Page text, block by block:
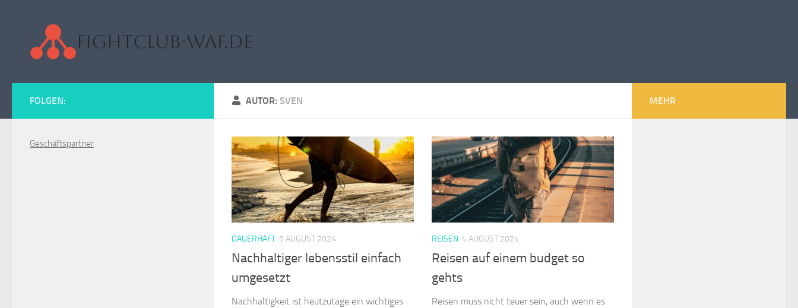
AUTOR: SVEN
DAUERHAFT 5 AUGUST 2024
Nachhaltiger lebensstil einfach
umgesetzt
Nachhaltigkeit ist heutzutage ein wichtiges
REISEN 4 AUGUST 2024
Reisen auf einem budget so
gehts
Reisen muss nicht teuer sein, auch wenn es
FOLGEN:
Geschäftspartner
MEHR